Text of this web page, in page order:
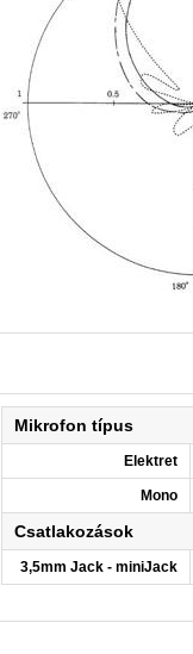
Mikrofon típus
Elektret
Mono
Csatlakozások
3,5mm Jack - miniJack